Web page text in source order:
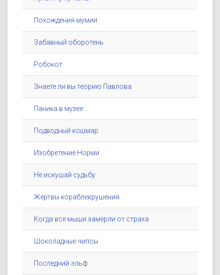
Похождения мумии
Забавный оборотень
Робокот
Знаете ли вы теорию Павлова
Паника в музее
Подводный кошмар
Изобретение Норми
Не искушай судьбу
Жертвы кораблекрушения
Когда все мыши замерли от страха
Шоколадные чипсы
Последний эльф